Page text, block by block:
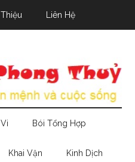
Liên Hệ
Bói Tổng Hợp
Khai Vận Kinh Dịch